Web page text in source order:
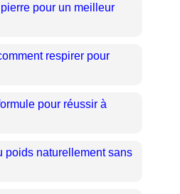
pierre pour un meilleur
respirer pour
pour réussir à
poids naturellement sans